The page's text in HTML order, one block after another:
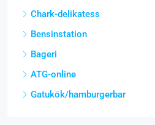
Chark-delikatess
Bensinstation
Bageri
ATG-online
Gatukök/hamburgerbar